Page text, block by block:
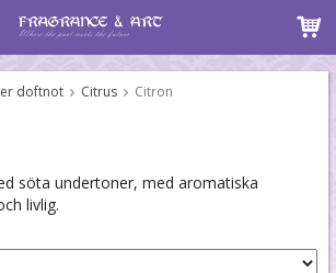
doftnot Citrus Citron
söta undertoner, med aromatiska
livlig.